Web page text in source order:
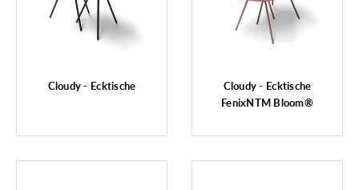
Cloudy - Ecktische
Cloudy - Ecktische
FenixNTM Bloom®